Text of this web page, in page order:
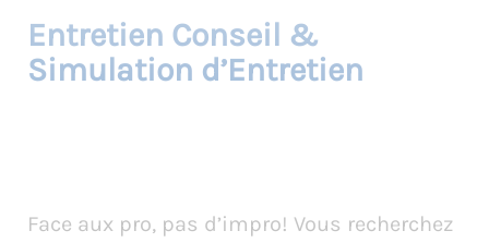
Entretien Conseil &
Simulation d’Entretien
Face aux pro, pas d’impro! Vous recherchez